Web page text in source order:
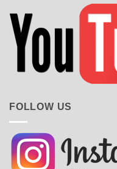
FOLLOW US